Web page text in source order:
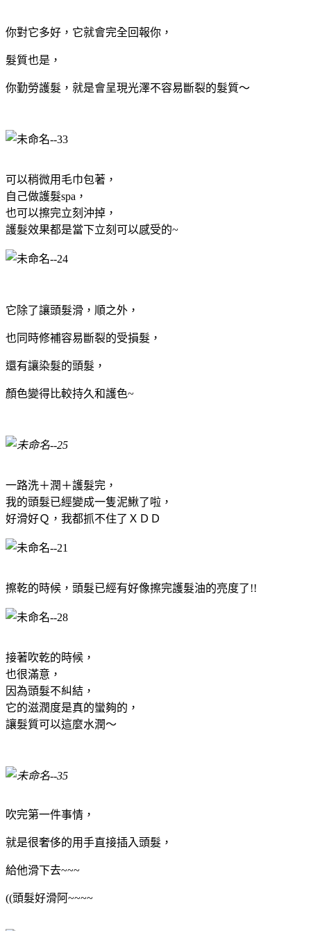
你對它多好，它就會完全回報你，
髮質也是，
你勤勞護髮，就是會呈現光澤不容易斷裂的髮質～
可以稍微用毛巾包著，
自己做護髮spa，
也可以擦完立刻沖掉，
護髮效果都是當下立刻可以感受的~
它除了讓頭髮滑，順之外，
也同時修補容易斷裂的受損髮，
還有讓染髮的頭髮，
顏色變得比較持久和護色~
一路洗＋潤＋護髮完，
我的頭髮已經變成一隻泥鰍了啦，
好滑好Ｑ，我都抓不住了ＸＤＤ
擦乾的時候，頭髮已經有好像擦完護髮油的亮度了!!
接著吹乾的時候，
也很滿意，
因為頭髮不糾結，
它的滋潤度是真的蠻夠的，
讓髮質可以這麼水潤～
吹完第一件事情，
就是很奢侈的用手直接插入頭髮，
給他滑下去~~~
((頭髮好滑阿~~~~